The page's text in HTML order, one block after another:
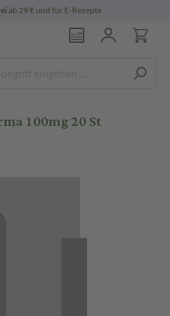
ab 29 € und für E-Rezepte
100mg 20 St